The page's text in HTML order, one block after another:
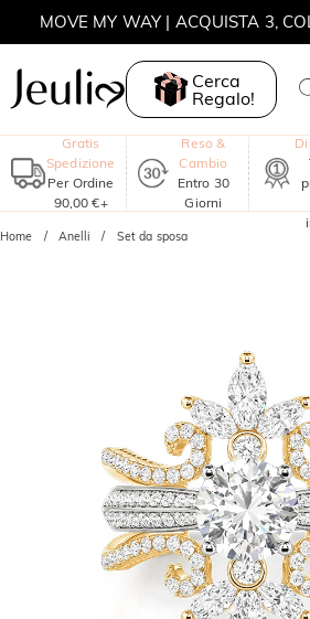
MOVE MY WAY | ACQUISTA 3,
Cerca
Regalo!
Gratis
Spedizione
Per Ordine
90,00 €+
Reso &
Cambio
Entro 30
Giorni
Home Anelli Set da sposa